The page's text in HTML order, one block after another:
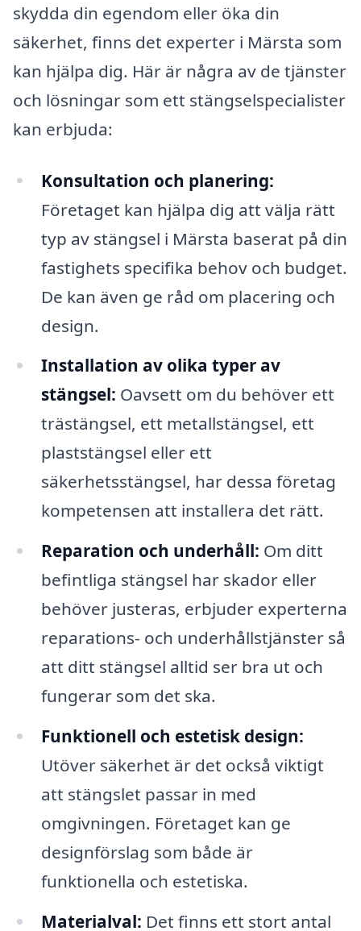
skydda din egendom eller öka din
säkerhet, finns det experter i Märsta som
kan hjälpa dig. Här är några av de tjänster
och lösningar som ett stängselspecialister
kan erbjuda:
Konsultation och planering:
Företaget kan hjälpa dig att välja rätt
typ av stängsel i Märsta baserat på din
fastighets specifika behov och budget.
De kan även ge råd om placering och
design.
Installation av olika typer av
stängsel: Oavsett om du behöver ett
trästängsel, ett metallstängsel, ett
plaststängsel eller ett
säkerhetsstängsel, har dessa företag
kompetensen att installera det rätt.
Reparation och underhåll: Om ditt
befintliga stängsel har skador eller
behöver justeras, erbjuder experterna
reparations- och underhållstjänster så
att ditt stängsel alltid ser bra ut och
fungerar som det ska.
Funktionell och estetisk design:
Utöver säkerhet är det också viktigt
att stängslet passar in med
omgivningen. Företaget kan ge
designförslag som både är
funktionella och estetiska.
Materialval: Det finns ett stort antal